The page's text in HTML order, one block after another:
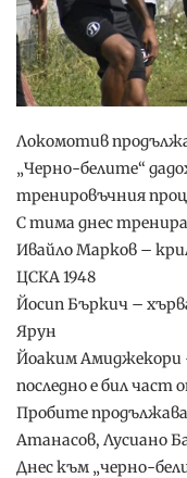
Локомотив
„Черно-белите“
тренировъчния
С тима днес
Ивайло Марков –
ЦСКА 1948
Йосип Бъркич –
Ярун
Йоаким Амиджекори
последно е бил част
Пробите
Атанасов, Лусиано
Днес към „черно-